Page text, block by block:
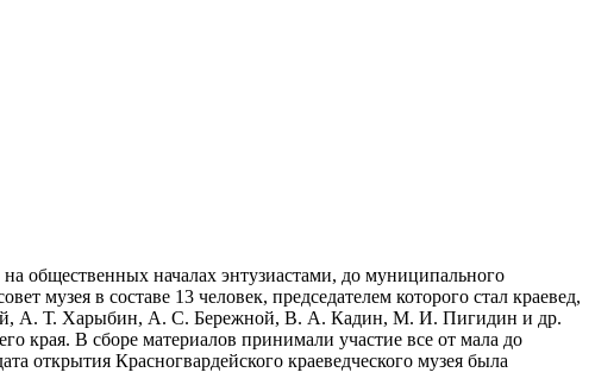
общественных началах энтузиастами, до муниципального
музея в составе 13 человек, председателем которого стал краевед,
А. Т. Харыбин, А. С. Бережной, В. А. Кадин, М. И. Пигидин и др.
края. В сборе материалов принимали участие все от мала до
открытия Красногвардейского краеведческого музея была